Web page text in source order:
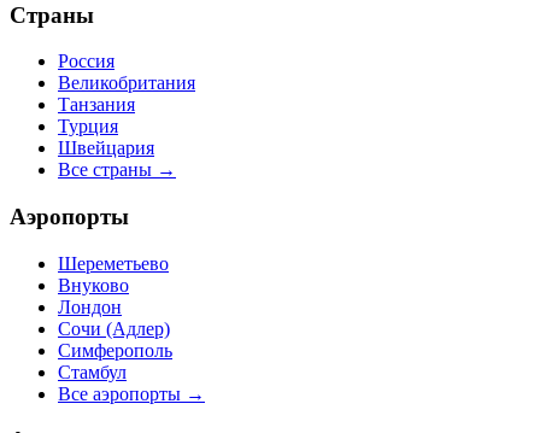
Страны
Россия
Великобритания
Танзания
Турция
Швейцария
Все страны →
Аэропорты
Шереметьево
Внуково
Лондон
Сочи (Адлер)
Симферополь
Стамбул
Все аэропорты →